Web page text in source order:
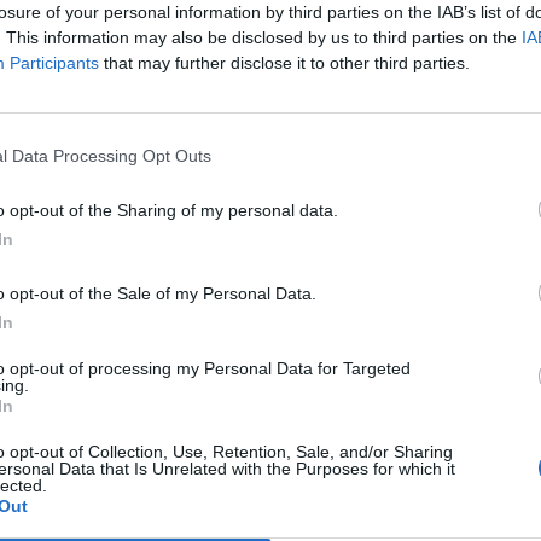
of your personal information by third parties on the IAB’s list of
This information may also be disclosed by us to third parties on the
Participants that may further disclose it to other third parties.
Data Processing Opt Outs
opt-out of the Sharing of my personal data.
opt-out of the Sale of my Personal Data.
opt-out of processing my Personal Data for Targeted
opt-out of Collection, Use, Retention, Sale, and/or Sharing
Data that Is Unrelated with the Purposes for which it
os desafios recentes, nomeadamente os
severos de inundações no início de
e comunidades da região. Ainda assim,
superar mais esta adversidade, reforçando que
significado particularmente simbólico.
e oportunidades que se colocam à região
estreita entre o Estado, as entidades
para consolidar a competitividade do destino.
o novo Plano Regional de Desenvolvimento
Centro de Portugal, da responsabilidade da
definem um novo ciclo estratégico sob o
às comunidades locais”. O objetivo
estruturante de coesão territorial,
de impacto real nas comunidades.